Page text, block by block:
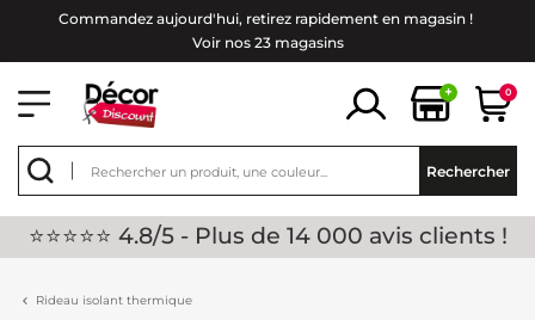
Commandez aujourd'hui, retirez rapidement en magasin !
Voir nos 23 magasins
+ 0
Rechercher
⭐⭐⭐⭐⭐ 4.8/5 - Plus de 14 000 avis clients !
Rideau isolant thermique